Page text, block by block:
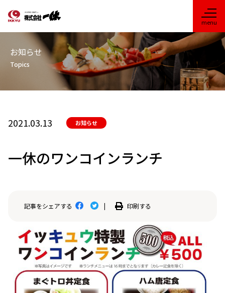
お知らせ
Topics
2021.03.13 お知らせ
一休のワンコインランチ
記事をシェアする | 印刷する